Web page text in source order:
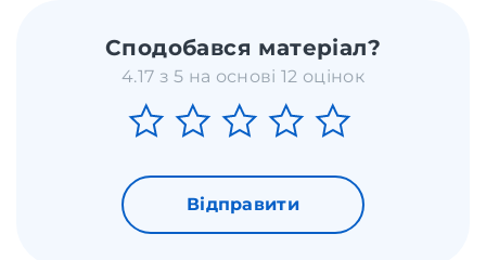
Сподобався матеріал?
4.17 з 5 на основі 12 оцінок
Відправити